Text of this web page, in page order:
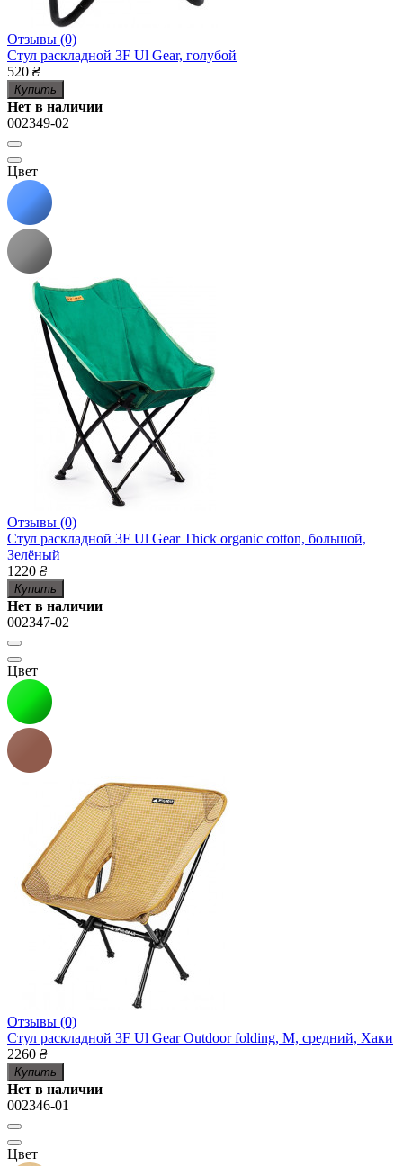
Отзывы (0)
Стул раскладной 3F Ul Gear, голубой
520 ₴
Купить
Нет в наличии
002349-02
Цвет
Отзывы (0)
Стул раскладной 3F Ul Gear Thick organic cotton, большой,
Зелёный
1220 ₴
Купить
Нет в наличии
002347-02
Цвет
Отзывы (0)
Стул раскладной 3F Ul Gear Outdoor folding, M, средний, Хаки
2260 ₴
Купить
Нет в наличии
002346-01
Цвет